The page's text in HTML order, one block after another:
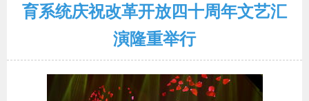
育系统庆祝改革开放四十周年文艺汇
演隆重举行